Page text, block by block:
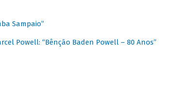
Sampaio”
Powell: “Bênção Baden Powell – 80 Anos”